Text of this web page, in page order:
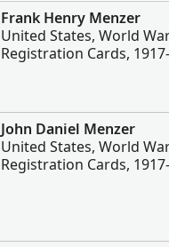
Frank Henry Menzer
United States, World
Registration Cards,
John Daniel Menzer
United States, World
Registration Cards,